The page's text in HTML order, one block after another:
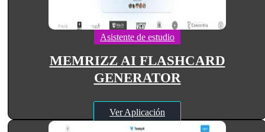
Asistente de estudio
MEMRIZZ AI FLASHCARD
GENERATOR
Ver Aplicación